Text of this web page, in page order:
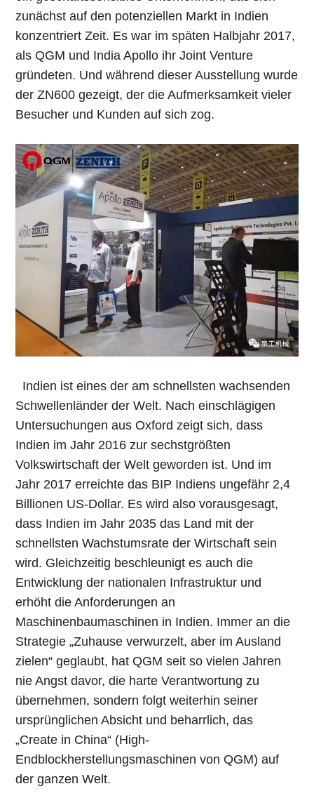
zunächst auf den potenziellen Markt in Indien
konzentriert Zeit. Es war im späten Halbjahr 2017,
als QGM und India Apollo ihr Joint Venture
gründeten. Und während dieser Ausstellung wurde
der ZN600 gezeigt, der die Aufmerksamkeit vieler
Besucher und Kunden auf sich zog.
Indien ist eines der am schnellsten wachsenden
Schwellenländer der Welt. Nach einschlägigen
Untersuchungen aus Oxford zeigt sich, dass
Indien im Jahr 2016 zur sechstgrößten
Volkswirtschaft der Welt geworden ist. Und im
Jahr 2017 erreichte das BIP Indiens ungefähr 2,4
Billionen US-Dollar. Es wird also vorausgesagt,
dass Indien im Jahr 2035 das Land mit der
schnellsten Wachstumsrate der Wirtschaft sein
wird. Gleichzeitig beschleunigt es auch die
Entwicklung der nationalen Infrastruktur und
erhöht die Anforderungen an
Maschinenbaumaschinen in Indien. Immer an die
Strategie „Zuhause verwurzelt, aber im Ausland
zielen“ geglaubt, hat QGM seit so vielen Jahren
nie Angst davor, die harte Verantwortung zu
übernehmen, sondern folgt weiterhin seiner
ursprünglichen Absicht und beharrlich, das
„Create in China“ (High-
Endblockherstellungsmaschinen von QGM) auf
der ganzen Welt.